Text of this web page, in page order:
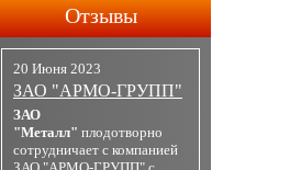
Отзывы
20 Июня 2023
ЗАО "АРМО-ГРУПП"
ЗАО
"Металл" плодотворно
сотрудничает с компанией